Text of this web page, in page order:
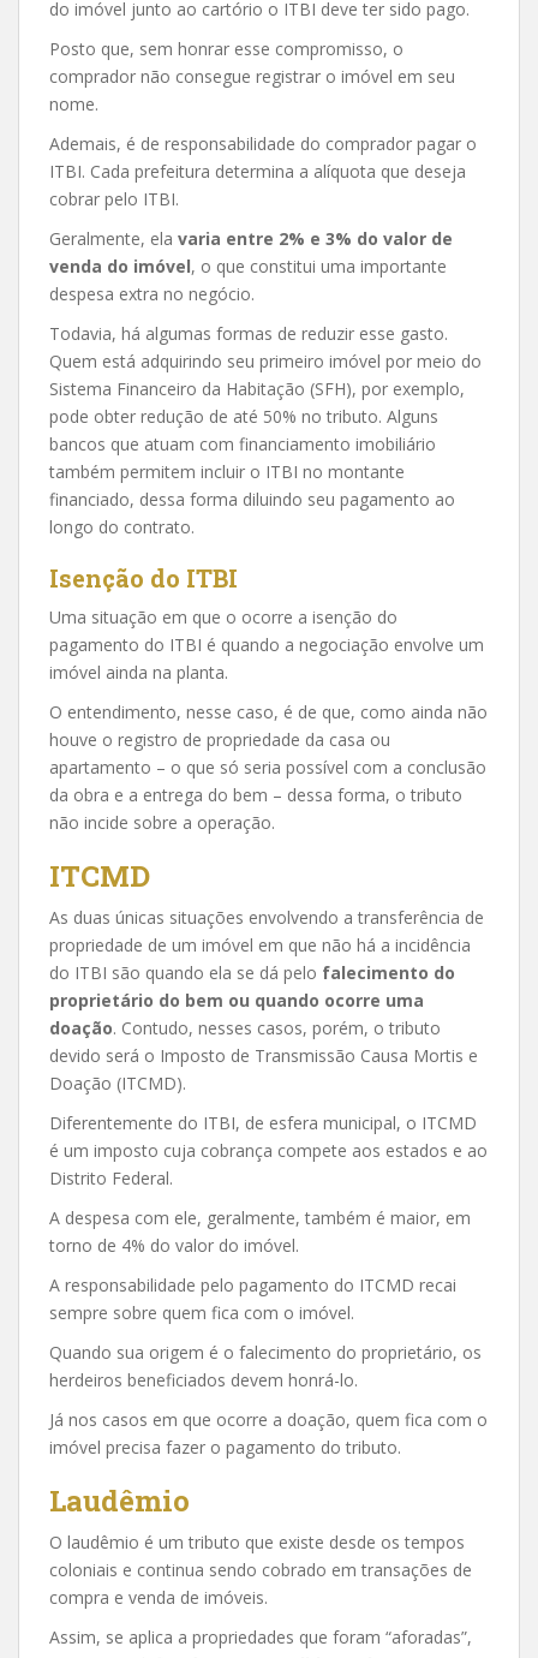
do imóvel junto ao cartório o ITBI deve ter sido pago.
Posto que, sem honrar esse compromisso, o
comprador não consegue registrar o imóvel em seu
nome.
Ademais, é de responsabilidade do comprador pagar o
ITBI. Cada prefeitura determina a alíquota que deseja
cobrar pelo ITBI.
Geralmente, ela varia entre 2% e 3% do valor de
venda do imóvel, o que constitui uma importante
despesa extra no negócio.
Todavia, há algumas formas de reduzir esse gasto.
Quem está adquirindo seu primeiro imóvel por meio do
Sistema Financeiro da Habitação (SFH), por exemplo,
pode obter redução de até 50% no tributo. Alguns
bancos que atuam com financiamento imobiliário
também permitem incluir o ITBI no montante
financiado, dessa forma diluindo seu pagamento ao
longo do contrato.
Isenção do ITBI
Uma situação em que o ocorre a isenção do
pagamento do ITBI é quando a negociação envolve um
imóvel ainda na planta.
O entendimento, nesse caso, é de que, como ainda não
houve o registro de propriedade da casa ou
apartamento – o que só seria possível com a conclusão
da obra e a entrega do bem – dessa forma, o tributo
não incide sobre a operação.
ITCMD
As duas únicas situações envolvendo a transferência de
propriedade de um imóvel em que não há a incidência
do ITBI são quando ela se dá pelo falecimento do
proprietário do bem ou quando ocorre uma
doação. Contudo, nesses casos, porém, o tributo
devido será o Imposto de Transmissão Causa Mortis e
Doação (ITCMD).
Diferentemente do ITBI, de esfera municipal, o ITCMD
é um imposto cuja cobrança compete aos estados e ao
Distrito Federal.
A despesa com ele, geralmente, também é maior, em
torno de 4% do valor do imóvel.
A responsabilidade pelo pagamento do ITCMD recai
sempre sobre quem fica com o imóvel.
Quando sua origem é o falecimento do proprietário, os
herdeiros beneficiados devem honrá-lo.
Já nos casos em que ocorre a doação, quem fica com o
imóvel precisa fazer o pagamento do tributo.
Laudêmio
O laudêmio é um tributo que existe desde os tempos
coloniais e continua sendo cobrado em transações de
compra e venda de imóveis.
Assim, se aplica a propriedades que foram “aforadas”,